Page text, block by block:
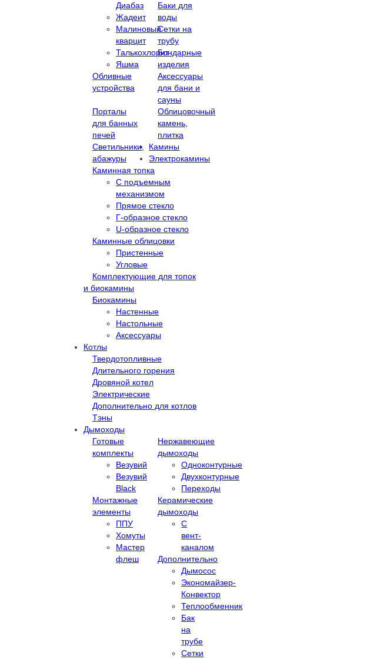
Диабаз
Жадеит
Малиновый
кварцит
Талькохлорит
Яшма
Баки для
воды
Сетки на
трубу
Бондарные
изделия
Обливные
устройства
Аксессуары
для бани и
сауны
Порталы
для банных
печей
Облицовочный
камень,
плитка
Светильники,
абажуры
Камины
Каминная топка
С подъемным
механизмом
Прямое стекло
Г-образное стекло
U-образное стекло
Каминные облицовки
Пристенные
Угловые
Комплектующие для топок
Электрокамины
и биокамины
Биокамины
Настенные
Настольные
Аксессуары
Котлы
Твердотопливные
Длительного горения
Дровяной котел
Электрические
Дополнительно для котлов
Тэны
Дымоходы
Готовые
комплекты
Везувий
Везувий
Black
Нержавеющие
дымоходы
Одноконтурные
Двухконтурные
Переходы
Монтажные
элементы
ППУ
Хомуты
Мастер
флеш
Керамические
дымоходы
С
вент-
каналом
Дополнительно
Дымосос
Экономайзер-
Конвектор
Теплообменник
Бак
на
трубе
Сетки